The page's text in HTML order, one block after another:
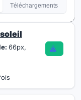
Téléchargements
66px,